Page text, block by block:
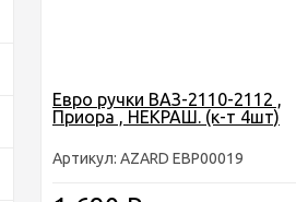
Евро ручки ВАЗ-2110-2112 ,
Приора , НЕКРАШ. (к-т 4шт)
Артикул: AZARD ЕВР00019